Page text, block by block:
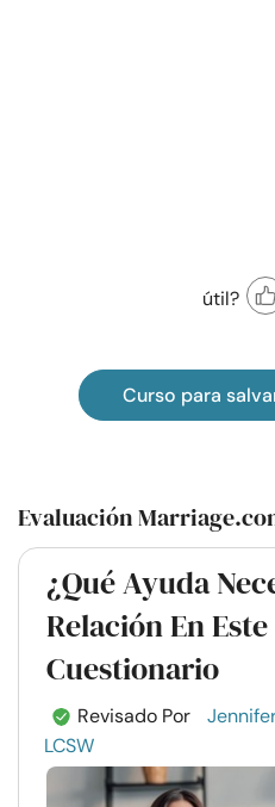
útil?
Curso para
Evaluación
¿Qué Ayuda
Relación En
Cuestionario
Revisado Por
LCSW